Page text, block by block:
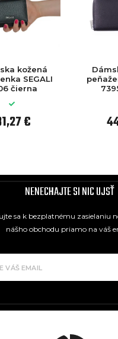
kožená
SEGALI
čierna
€
NENECHAJTE SI NIC UJSŤ
sa k bezplatnému zasielaniu
nášho obchodu priamo na váš